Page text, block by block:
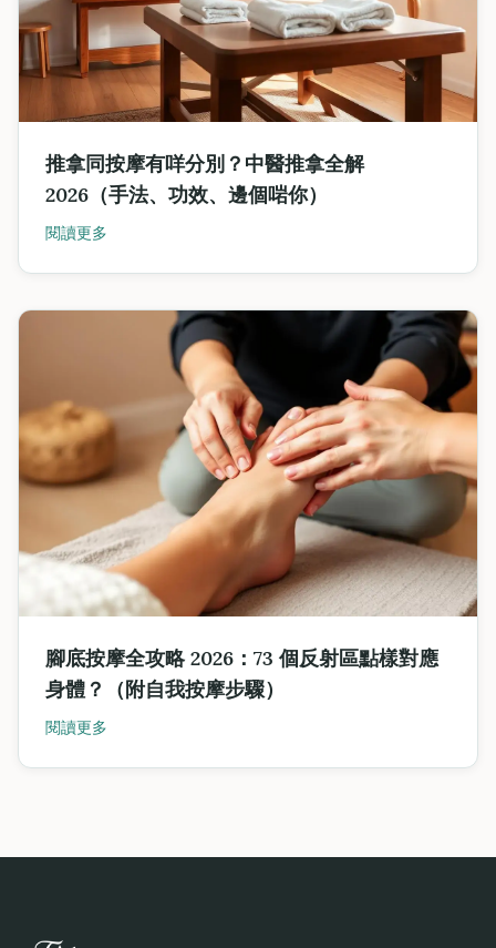
推拿同按摩有咩分別？中醫推拿全解
2026（手法、功效、邊個啱你）
閱讀更多
腳底按摩全攻略 2026：73 個反射區點樣對應
身體？（附自我按摩步驟）
閱讀更多